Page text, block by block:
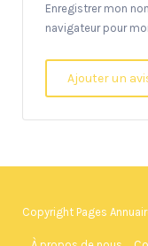
Enregistrer mon
navigateur pour
Copyright Pages